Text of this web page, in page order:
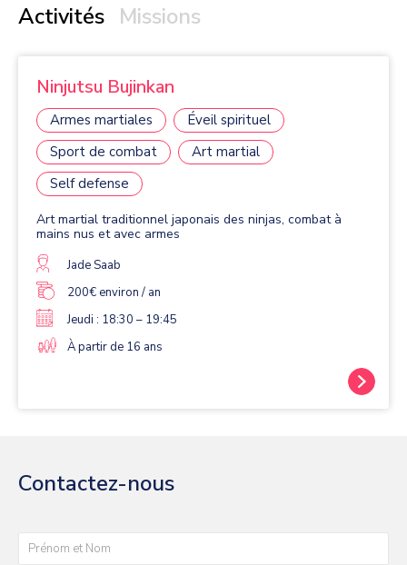
Activités Missions
Ninjutsu Bujinkan
Armes martiales
Éveil spirituel
Sport de combat
Art martial
Self defense
Art martial traditionnel japonais des ninjas, combat à
mains nus et avec armes
Jade Saab
200€ environ / an
Jeudi : 18:30 – 19:45
À partir de 16 ans
Contactez-nous